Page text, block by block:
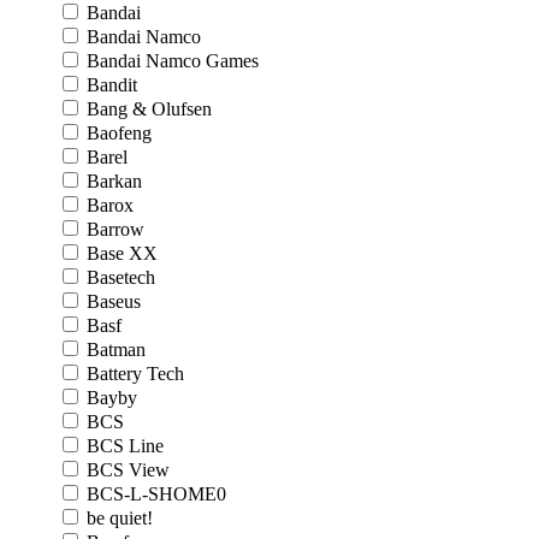
Bandai
Bandai Namco
Bandai Namco Games
Bandit
Bang & Olufsen
Baofeng
Barel
Barkan
Barox
Barrow
Base XX
Basetech
Baseus
Basf
Batman
Battery Tech
Bayby
BCS
BCS Line
BCS View
BCS-L-SHOME0
be quiet!